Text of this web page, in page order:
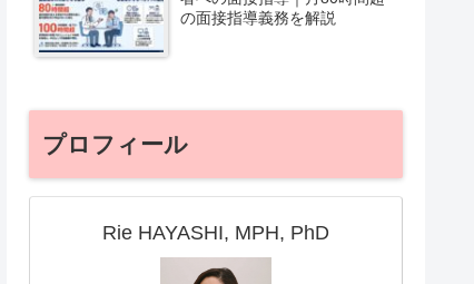
の面接指導義務を解説
プロフィール
Rie HAYASHI, MPH, PhD